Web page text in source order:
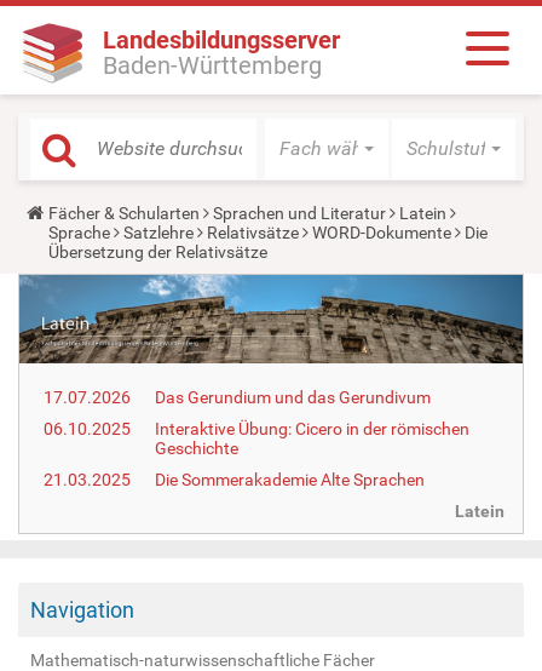
Landesbildungsserver
Baden-Württemberg
Fach wählen Schulstufe
Y
o
u
a
h
e
r
:
Fächer & Schularten Sprachen und Literatur
Latein
Sprache
Satzlehre Relativsätze WORD-Dokumente
Die
Übersetzung der Relativsätze
17.07.2026
Das Gerundium und das Gerundivum
06.10.2025
Interaktive Übung: Cicero in der römischen
Geschichte
21.03.2025
Die Sommerakademie Alte Sprachen
Latein
Navigation
Mathematisch-naturwissenschaftliche Fächer